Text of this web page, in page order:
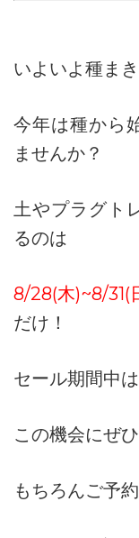
いよいよ種ま
今年は種から
ませんか？
土やプラグト
るのは
8/28(木)~8/31(
だけ！
セール期間中は
この機会にぜ
もちろんご予